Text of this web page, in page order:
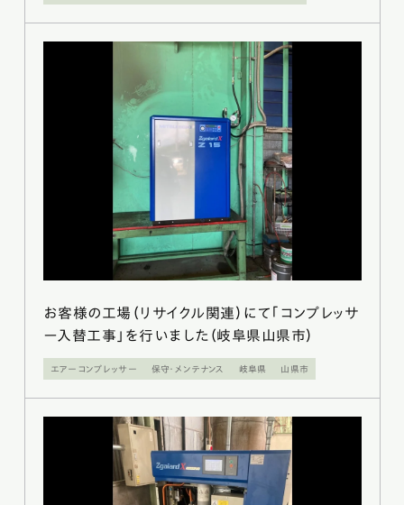
お客様の工場（リサイクル関連）にて「コンプレッサ
ー入替工事」を行いました（岐阜県山県市）
エアーコンプレッサー 保守・メンテナンス 岐阜県 山県市